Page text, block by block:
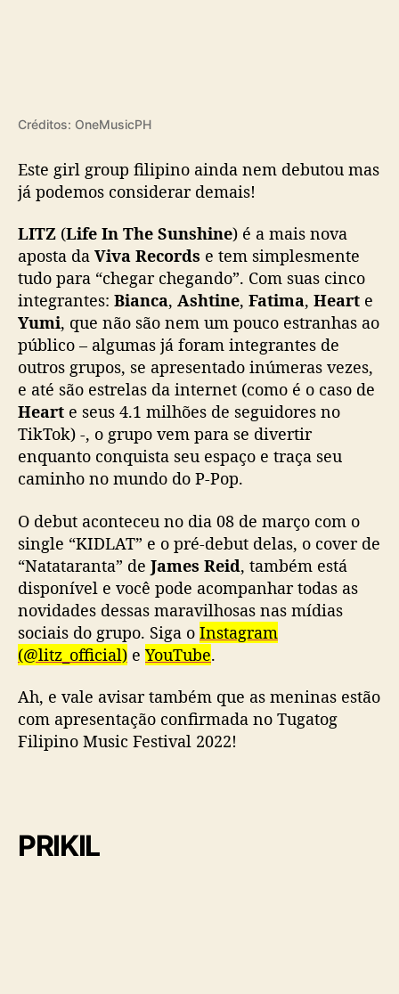
Créditos: OneMusicPH
Este girl group filipino ainda nem debutou mas
já podemos considerar demais!
LITZ (Life In The Sunshine) é a mais nova
aposta da Viva Records e tem simplesmente
tudo para “chegar chegando”. Com suas cinco
integrantes: Bianca, Ashtine, Fatima, Heart e
Yumi, que não são nem um pouco estranhas ao
público – algumas já foram integrantes de
outros grupos, se apresentado inúmeras vezes,
e até são estrelas da internet (como é o caso de
Heart e seus 4.1 milhões de seguidores no
TikTok) -, o grupo vem para se divertir
enquanto conquista seu espaço e traça seu
caminho no mundo do P-Pop.
O debut aconteceu no dia 08 de março com o
single “KIDLAT” e o pré-debut delas, o cover de
“Natataranta” de James Reid, também está
disponível e você pode acompanhar todas as
novidades dessas maravilhosas nas mídias
sociais do grupo. Siga o Instagram
(@litz_official) e YouTube.
Ah, e vale avisar também que as meninas estão
com apresentação confirmada no Tugatog
Filipino Music Festival 2022!
PRIKIL